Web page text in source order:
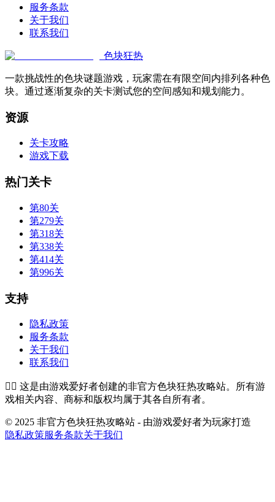
服务条款
关于我们
联系我们
色块狂热
一款挑战性的色块谜题游戏，玩家需在有限空间内排列各种色
块。通过逐渐复杂的关卡测试您的空间感知和规划能力。
资源
关卡攻略
游戏下载
热门关卡
第80关
第279关
第318关
第338关
第414关
第996关
支持
隐私政策
服务条款
关于我们
联系我们
👉🏻 这是由游戏爱好者创建的非官方色块狂热攻略站。所有游
戏相关内容、商标和版权均属于其各自所有者。
© 2025 非官方色块狂热攻略站 - 由游戏爱好者为玩家打造
隐私政策服务条款关于我们